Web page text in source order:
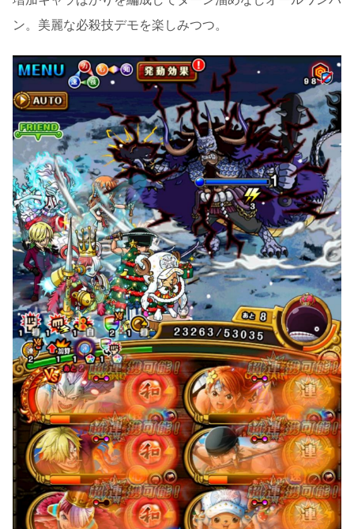
ン。美麗な必殺技デモを楽しみつつ。